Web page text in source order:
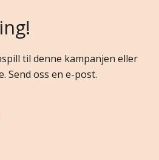
til denne kampanjen eller
Send oss en e-post.